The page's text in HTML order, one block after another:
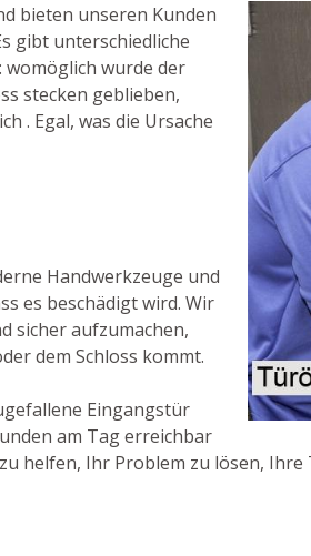
bieten unseren Kunden
gibt unterschiedliche
wurde der
stecken geblieben,
. Egal, was die Ursache
Handwerkzeuge und
es beschädigt wird. Wir
sicher aufzumachen,
dem Schloss kommt.
Eingangstür
am Tag erreichbar
helfen, Ihr Problem zu lösen,